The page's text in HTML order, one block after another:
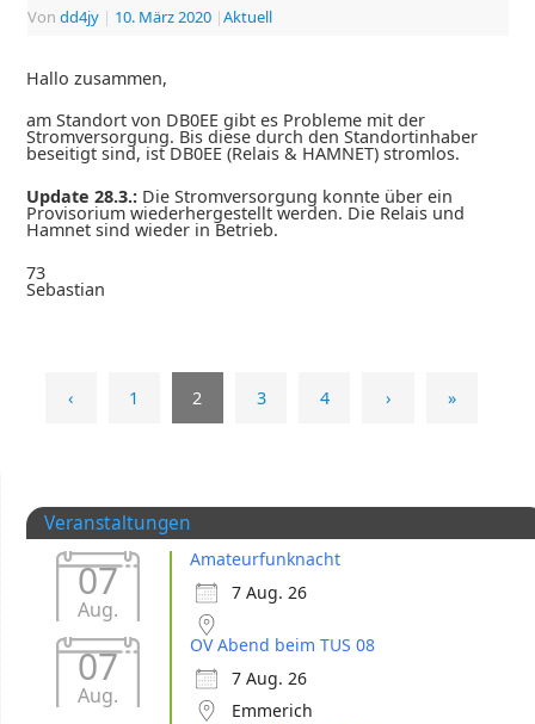
Von dd4jy | 10. März 2020 |Aktuell
Hallo zusammen,
am Standort von DB0EE gibt es Probleme mit der
Stromversorgung. Bis diese durch den Standortinhaber
beseitigt sind, ist DB0EE (Relais & HAMNET) stromlos.
Update 28.3.:Die Stromversorgung konnte über ein
Provisorium wiederhergestellt werden. Die Relais und
Hamnet sind wieder in Betrieb.
73
Sebastian
‹ 1 2 3 4 › »
Veranstaltungen
07
Aug.
Amateurfunknacht
7 Aug. 26
07
Aug.
OV Abend beim TUS 08
7 Aug. 26
Emmerich